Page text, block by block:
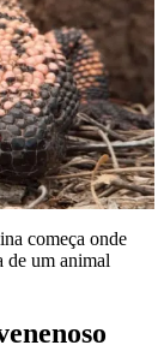
começa onde
de um animal